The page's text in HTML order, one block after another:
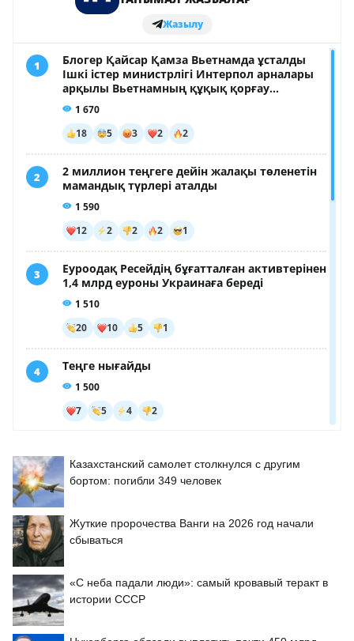
Казахстанский самолет столкнулся с другим
бортом: погибли 349 человек
Жуткие пророчества Ванги на 2026 год начали
сбываться
«С неба падали люди»: самый кровавый теракт в
истории СССР